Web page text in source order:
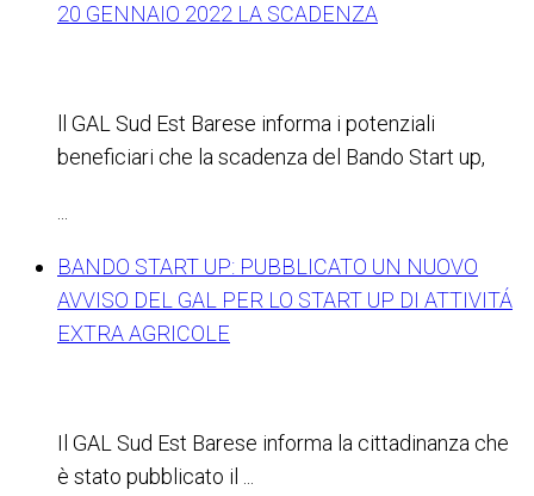
20 GENNAIO 2022 LA SCADENZA
ll GAL Sud Est Barese informa i potenziali
beneficiari che la scadenza del Bando Start up,
BANDO START UP: PUBBLICATO UN NUOVO
AVVISO DEL GAL PER LO START UP DI ATTIVITÁ
EXTRA AGRICOLE
Il GAL Sud Est Barese informa la cittadinanza che
è stato pubblicato il